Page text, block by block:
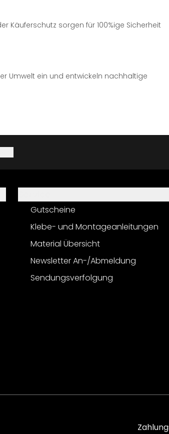
Käuferschutz sorgen für 100%ige Sicherheit
Umwelt ein und entwickeln nachhaltige
Gutscheine
Klebe- und Montageanleitungen
Material Übersicht
Newsletter An-/Abmeldung
Sendungsverfolgung